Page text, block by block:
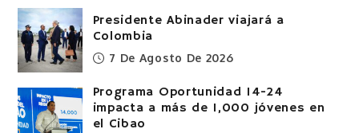
Presidente Abinader viajará a
Colombia
7 De Agosto De 2026
Programa Oportunidad 14-24
impacta a más de 1,000 jóvenes en
el Cibao